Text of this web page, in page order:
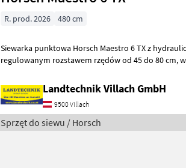
R. prod. 2026 480 cm
Siewarka punktowa Horsch Maestro 6 TX z
regulowanym rozstawem rzędów od 45 do 80 cm, wyposażona w
Landtechnik Villach GmbH
9500 Villach
Sprzęt do siewu / Horsch